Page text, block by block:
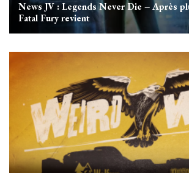
News JV : Legends Never Die – Après
Fatal Fury revient